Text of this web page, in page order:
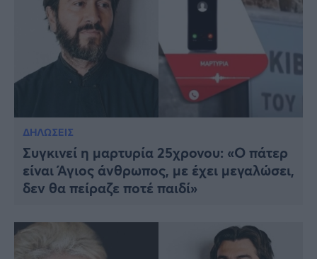
ΔΗΛΩΣΕΙΣ
Συγκινεί η μαρτυρία 25χρονου: «Ο πάτερ
είναι Άγιος άνθρωπος, με έχει μεγαλώσει,
δεν θα πείραζε ποτέ παιδί»